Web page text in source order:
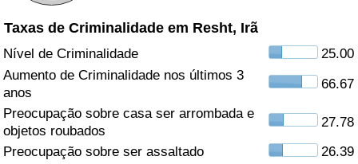
Taxas de Criminalidade em Resht, Irã
Nível de Criminalidade
25.00
Aumento de Criminalidade nos últimos 3
anos
66.67
Preocupação sobre casa ser arrombada e
objetos roubados
27.78
Preocupação sobre ser assaltado
26.39
Taxa do Indicador de Crime (Atual)
Indicador de Crime
Índice de criminalidade por país
Saúde